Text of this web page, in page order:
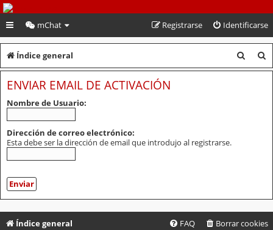
PeruVoley.com
mChat Identificarse
Registrarse
Índice general
u
u
ENVIAR EMAIL DE ACTIVACIÓN
Nombre de Usuario:
Dirección de correo electrónico:
Esta debe ser la dirección de email que introdujo al registrarse.
Índice general Borrar cookies
FAQ